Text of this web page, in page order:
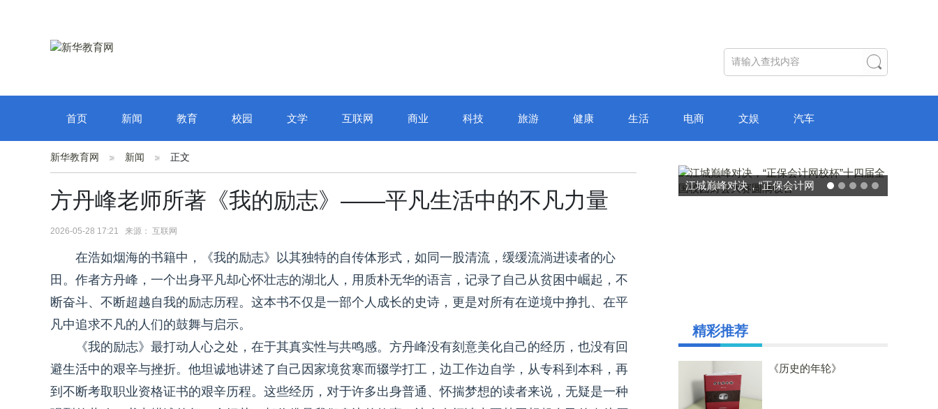
首页 新闻 教育 校园 文学 互联网 商业 科技 旅游 健康 生活 电商 文娱 汽车
新华教育网 新闻 正文
方丹峰老师所著《我的励志》——平凡生活中的不凡力量
2026-05-28 17:21 来源： 互联网
在浩如烟海的书籍中，《我的励志》以其独特的自传体形式，如同一股清流，缓缓流淌进读者的心
田。作者方丹峰，一个出身平凡却心怀壮志的湖北人，用质朴无华的语言，记录了自己从贫困中崛起，不
断奋斗、不断超越自我的励志历程。这本书不仅是一部个人成长的史诗，更是对所有在逆境中挣扎、在平
凡中追求不凡的人们的鼓舞与启示。
《我的励志》最打动人心之处，在于其真实性与共鸣感。方丹峰没有刻意美化自己的经历，也没有回
避生活中的艰辛与挫折。他坦诚地讲述了自己因家境贫寒而辍学打工，边工作边自学，从专科到本科，再
到不断考取职业资格证书的艰辛历程。这些经历，对于许多出身普通、怀揣梦想的读者来说，无疑是一种
江城巅峰对决，“正保会计网
精彩推荐
《历史的年轮》